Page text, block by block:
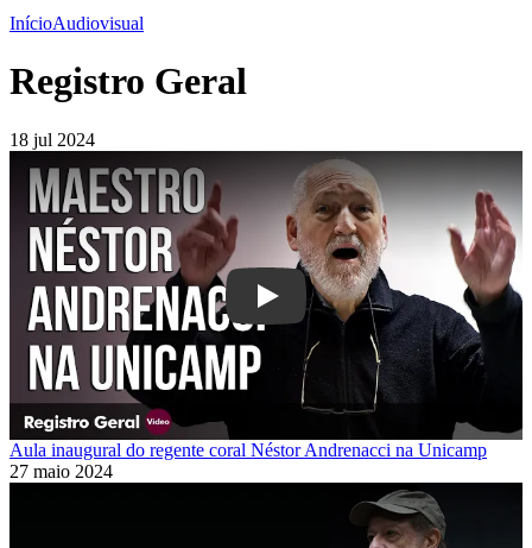
InícioAudiovisual
Registro Geral
18 jul 2024
Play
Aula inaugural do regente coral Néstor Andrenacci na Unicamp
27 maio 2024